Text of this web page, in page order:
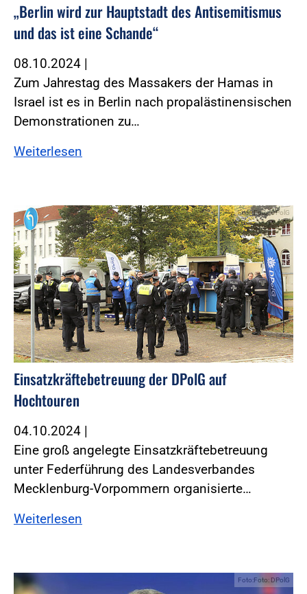
„Berlin wird zur Hauptstadt des Antisemitismus
und das ist eine Schande“
08.10.2024 |
Zum Jahrestag des Massakers der Hamas in
Israel ist es in Berlin nach propalästinensischen
Demonstrationen zu…
Weiterlesen
Foto:Foto: DPolG
Einsatzkräftebetreuung der DPolG auf
Hochtouren
04.10.2024 |
Eine groß angelegte Einsatzkräftebetreuung
unter Federführung des Landesverbandes
Mecklenburg-Vorpommern organisierte…
Weiterlesen
Foto:Foto: DPolG